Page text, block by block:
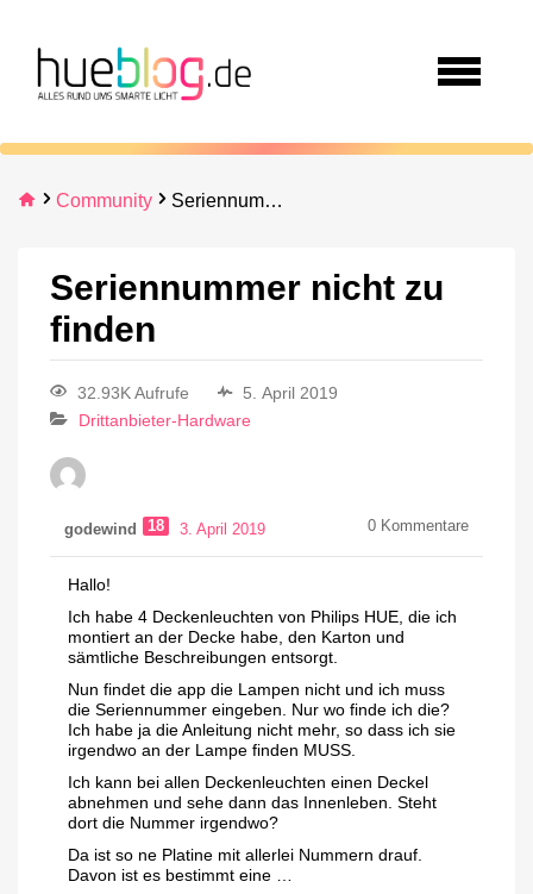
Community Seriennummer nicht zu finden
Seriennummer nicht zu
finden
32.93K Aufrufe
5. April 2019
Drittanbieter-Hardware
godewind 18 3. April 2019 0 Kommentare
Hallo!
Ich habe 4 Deckenleuchten von Philips HUE, die ich
montiert an der Decke habe, den Karton und
sämtliche Beschreibungen entsorgt.
Nun findet die app die Lampen nicht und ich muss
die Seriennummer eingeben. Nur wo finde ich die?
Ich habe ja die Anleitung nicht mehr, so dass ich sie
irgendwo an der Lampe finden MUSS.
Ich kann bei allen Deckenleuchten einen Deckel
abnehmen und sehe dann das Innenleben. Steht
dort die Nummer irgendwo?
Da ist so ne Platine mit allerlei Nummern drauf.
Davon ist es bestimmt eine …